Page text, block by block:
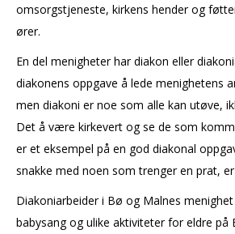
omsorgstjeneste, kirkens hender og
ører.
En del menigheter har diakon eller
diakonens oppgave å lede menighetens
men diakoni er noe som alle kan utøve,
Det å være kirkevert og se de som
er et eksempel på en god diakonal
snakke med noen som trenger en prat,
Diakoniarbeider i Bø og Malnes
babysang og ulike aktiviteter for eldre på